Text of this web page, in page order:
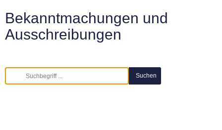
Bekanntmachungen und
Ausschreibungen